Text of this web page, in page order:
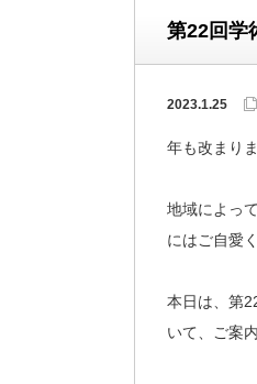
第22回学
2023.1.25
年も改まり
地域によっ
にはご自愛
本日は、第
いて、ご案